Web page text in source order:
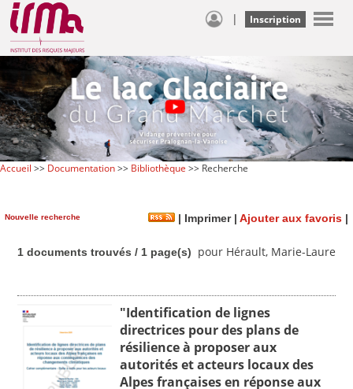
| Inscription
Accueil >> Documentation>> Bibliothèque >> Recherche
Nouvelle recherche | Imprimer| Ajouter aux favoris |
1 documents trouvés / 1 page(s) pour Hérault, Marie-Laure
"Identification de lignes
directrices pour des plans de
résilience à proposer aux
autorités et acteurs locaux des
Alpes françaises en réponse aux